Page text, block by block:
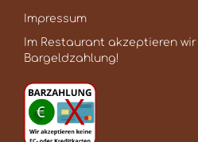
Impressum
Im Restaurant akzeptieren
Bargeldzahlung!